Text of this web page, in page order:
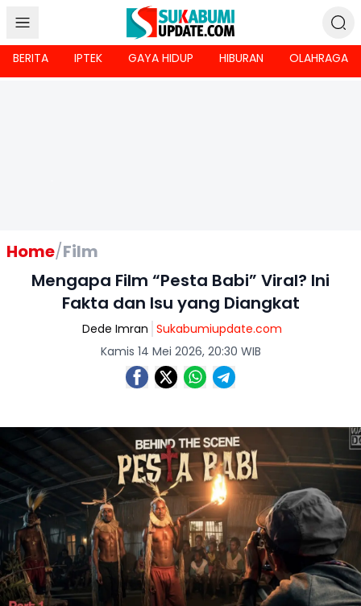
BERITA IPTEK GAYA HIDUP HIBURAN OLAHRAGA
Home/Film
Mengapa Film “Pesta Babi” Viral? Ini
Fakta dan Isu yang Diangkat
Dede Imran Sukabumiupdate.com
Kamis 14 Mei 2026, 20:30 WIB